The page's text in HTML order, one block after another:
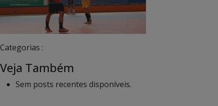
Categorias :
Veja Também
Sem posts recentes disponíveis.